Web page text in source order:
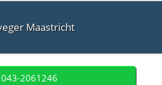
Maastricht
043-2061246